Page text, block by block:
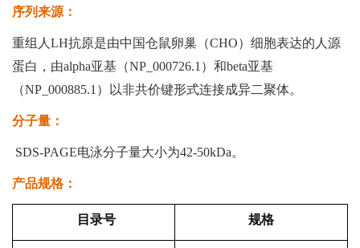
序列来源：
重组人LH抗原是由中国仓鼠卵巢（CHO）细胞表达的人源
蛋白，由alpha亚基（NP_000726.1）和beta亚基
（NP_000885.1）以非共价键形式连接成异二聚体。
分子量：
SDS-PAGE电泳分子量大小为42-50kDa。
产品规格：
目录号 规格